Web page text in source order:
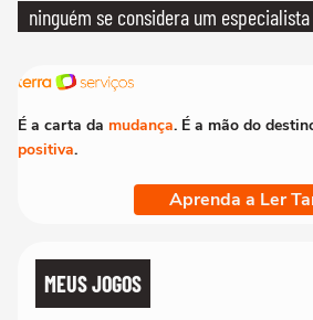
ninguém se considera um
É a carta da mudança. É a mão do
positiva.
Aprenda a Ler
MEUS JOGOS